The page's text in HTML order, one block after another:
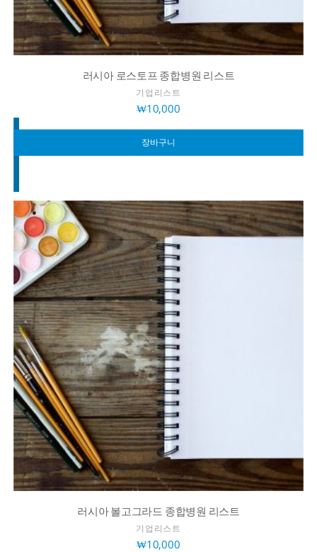
러시아 로스토프 종합병원 리스트
기업리스트
₩10,000
장바구니
러시아 볼고그라드 종합병원 리스트
기업리스트
₩10,000